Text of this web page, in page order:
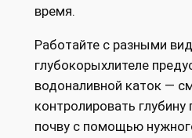
время.
Работайте с разными
глубокорыхлителе
водоналивной каток —
контролировать глубину
почву с помощью